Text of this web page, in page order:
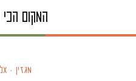
מגזין ·